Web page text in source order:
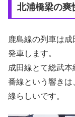
北浦橋梁の爽
鹿島線の列車は成
発車します。
成田線とて総武
番線という響き
線らしいです。